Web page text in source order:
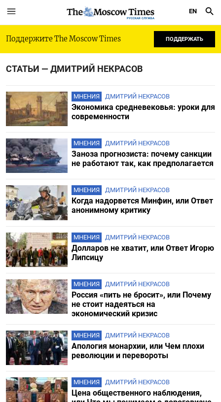
РУССКАЯ СЛУЖБА
EN
Поддержите The Moscow Times ПОДДЕРЖАТЬ
СТАТЬИ — ДМИТРИЙ НЕКРАСОВ
МНЕНИЯ ДМИТРИЙ НЕКРАСОВ
Экономика средневековья: уроки для
современности
МНЕНИЯ ДМИТРИЙ НЕКРАСОВ
Заноза прогнозиста: почему санкции
не работают так, как предполагается
МНЕНИЯ ДМИТРИЙ НЕКРАСОВ
Когда надорвется Минфин, или Ответ
анонимному критику
МНЕНИЯ ДМИТРИЙ НЕКРАСОВ
Долларов не хватит, или Ответ Игорю
Липсицу
МНЕНИЯ ДМИТРИЙ НЕКРАСОВ
Россия «пить не бросит», или Почему
не стоит надеяться на
экономический кризис
МНЕНИЯ ДМИТРИЙ НЕКРАСОВ
Апология монархии, или Чем плохи
революции и перевороты
МНЕНИЯ ДМИТРИЙ НЕКРАСОВ
Цена общественного наблюдения,